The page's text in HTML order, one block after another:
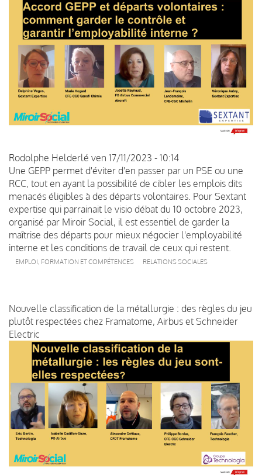
Rodolphe Helderlé ven 17/11/2023 - 10:14
Une GEPP permet d'éviter d'en passer par un PSE ou une
RCC, tout en ayant la possibilité de cibler les emplois dits
menacés éligibles à des départs volontaires. Pour Sextant
expertise qui parrainait le visio débat du 10 octobre 2023,
organisé par Miroir Social, il est essentiel de garder la
maîtrise des départs pour mieux négocier l'employabilité
interne et les conditions de travail de ceux qui restent.
EMPLOI, FORMATION ET COMPÉTENCES RELATIONS SOCIALES
Nouvelle classification de la métallurgie : des règles du jeu
plutôt respectées chez Framatome, Airbus et Schneider
Electric